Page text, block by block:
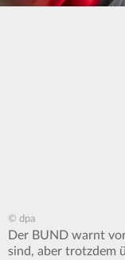
© dpa
Der BUND warnt
sind, aber trotzdem